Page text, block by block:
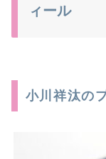
ィール
小川祥汰の